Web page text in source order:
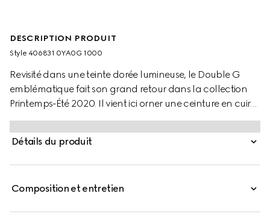
DESCRIPTION PRODUIT
Style ‎406831 0YA0G 1000
Revisité dans une teinte dorée lumineuse, le Double G
emblématique fait son grand retour dans la collection
Printemps-Été 2020. Il vient ici orner une ceinture en cuir
lisse noir pour homme.
Détails du produit
Composition et entretien